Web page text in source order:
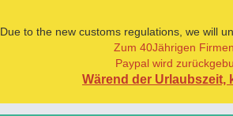
Alle
Due to the new customs regulations, we will
Zum 40Jährigen
Paypal wird
Wärend der Urlaubszeit,